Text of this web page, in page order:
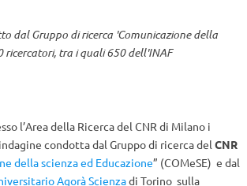
dal Gruppo di ricerca 'Comunicazione della
ricercatori, tra i quali 650 dell'INAF
l’Area della Ricerca del CNR di Milano i
condotta dal Gruppo di ricerca del CNR
della scienza ed Educazione” (COMeSE) e dal
Agorà Scienzadi Torino sulla